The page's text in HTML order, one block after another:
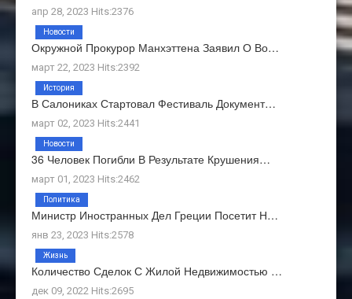
апр 28, 2023 Hits:2376
Окружной Прокурор Манхэттена Заявил О Во…
март 22, 2023 Hits:2392
Новости
В Салониках Стартовал Фестиваль Документ…
март 02, 2023 Hits:2441
История
36 Человек Погибли В Результате Крушения…
март 01, 2023 Hits:2462
Новости
Министр Иностранных Дел Греции Посетит Н…
янв 23, 2023 Hits:2578
Политика
Количество Сделок С Жилой Недвижимостью …
дек 09, 2022 Hits:2695
Жизнь